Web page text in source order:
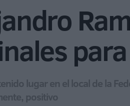
lugar en el local de la
positivo